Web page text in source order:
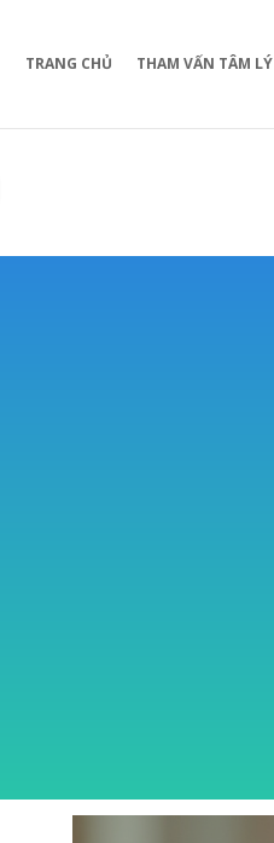
TRANG CHỦ THAM VẤN TÂM LÝ